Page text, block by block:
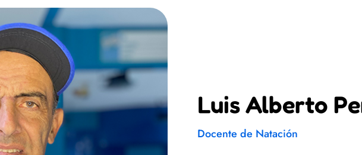
Luis Alberto
Docente de Natación